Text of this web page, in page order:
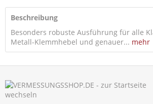
Beschreibung
Besonders robuste Ausführung für alle
Metall-Klemmhebel und genauer... mehr